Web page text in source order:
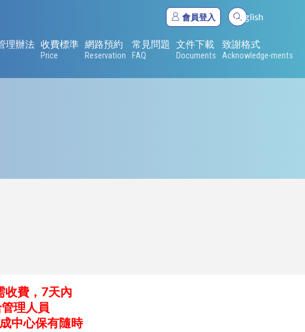
English
會員登入
理辦法 收費標準
Price
網路預約
Reservation
常見問題
FAQ
文件下載
Documents
致謝格式
Acknowledge-ments
收費，7天內
理人員
中心保有隨時